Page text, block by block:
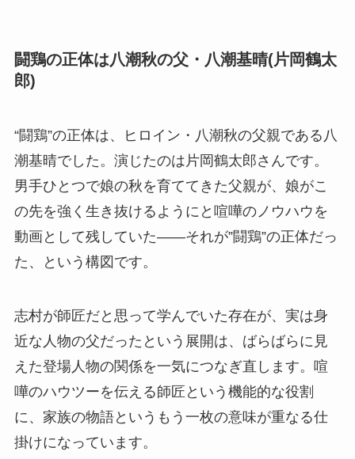
闘鶏の正体は八潮秋の父・八潮基晴(片岡鶴太
郎)
“闘鶏”の正体は、ヒロイン・八潮秋の父親である八
潮基晴でした。演じたのは片岡鶴太郎さんです。
男手ひとつで娘の秋を育ててきた父親が、娘がこ
の先を強く生き抜けるようにと喧嘩のノウハウを
動画として残していた——それが”闘鶏”の正体だっ
た、という構図です。
志村が師匠だと思って学んでいた存在が、実は身
近な人物の父だったという展開は、ばらばらに見
えた登場人物の関係を一気につなぎ直します。喧
嘩のハウツーを伝える師匠という機能的な役割
に、家族の物語というもう一枚の意味が重なる仕
掛けになっています。